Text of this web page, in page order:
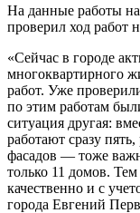
На данные работы
проверил ход работ
«Сейчас в городе
многоквартирного
работ. Уже
по этим работам
ситуация другая:
работают сразу
фасадов — тоже
только 11 домов.
качественно и с
города Евгений